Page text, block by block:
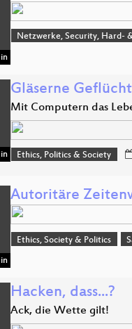
Netzwerke, Security, Hard-
Gläserne
Mit Computern das
Ethics, Politics & Society
Autoritäre
Ethics, Society & Politics
Hacken, dass...?
Ack, die Wette gilt!